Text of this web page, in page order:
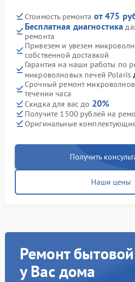
Стоимость ремонта от 475
Бесплатная диагностика
ремонта
Привезем и увезем
собственной доставкой
Гарантия на наши работы по
микроволновых печей Polaris
Срочный ремонт
течении часа
Скидка для вас до 20%
Получите 1500 рублей на
Оригинальные
Получить
Наши цены
Ремонт
у Вас дома